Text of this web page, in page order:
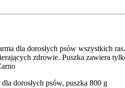
dla dorosłych psów wszystkich
zdrowie. Puszka zawiera
dorosłych psów, puszka 800 g